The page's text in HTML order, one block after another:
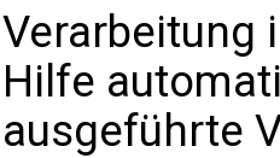
Verarbeitung
Hilfe
ausgeführte